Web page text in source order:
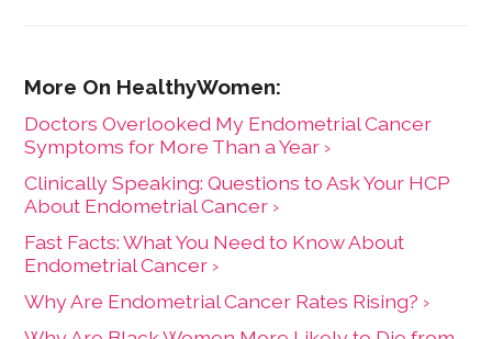
Doctors Overlooked My Endometrial Cancer
Symptoms for More Than a Year ›
Clinically Speaking: Questions to Ask Your HCP
About Endometrial Cancer ›
Fast Facts: What You Need to Know About
Endometrial Cancer ›
Why Are Endometrial Cancer Rates Rising? ›